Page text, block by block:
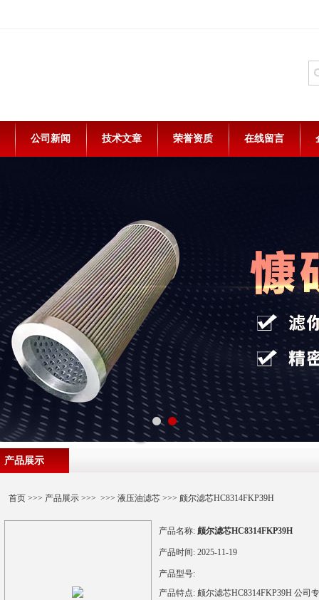
公司新闻 技术文章 荣誉资质 在线留言
产品展示
首页>>> 产品展示>>> >>> 液压油滤芯>>> 颇尔滤芯HC8314FKP39H
产品名称: 颇尔滤芯HC8314FKP39H
产品时间: 2025-11-19
产品型号:
产品特点: 颇尔滤芯HC8314FKP39H 公司